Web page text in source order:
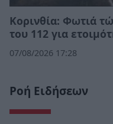
Κορινθία: Φωτιά
του 112 για
07/08/2026 17:28
Ροή Ειδήσεων